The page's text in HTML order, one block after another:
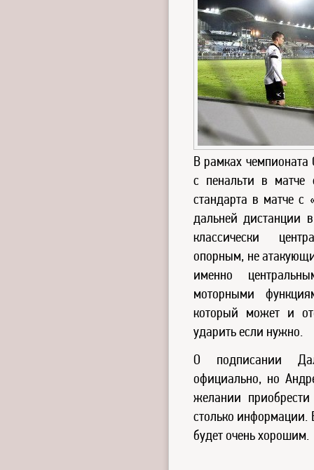
В рамках чемпионата
с пенальти в матче
стандарта в матче
дальней дистанции
классически
опорным, не
именно
моторными
который может и
ударить если нужно.
О подписании
официально, но
желании
столько информации.
будет очень хорошим.